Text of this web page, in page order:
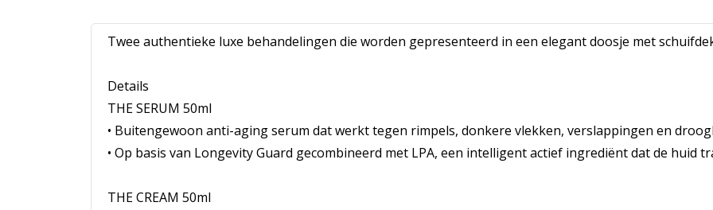
Twee authentieke luxe behandelingen die worden gepresenteerd in een elegant doosje met
Details
THE SERUM 50ml
• Buitengewoon anti-aging serum dat werkt tegen rimpels, donkere vlekken, verslappingen en
• Op basis van Longevity Guard gecombineerd met LPA, een intelligent actief ingrediënt dat de huid
THE CREAM 50ml